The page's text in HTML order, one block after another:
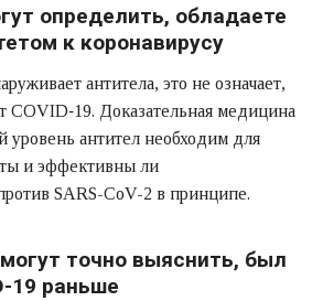
определить, обладаете
к коронавирусу
антитела, это не означает,
COVID‑19. Доказательная медицина
уровень антител необходим для
и эффективны ли
SARS-CoV-2 в принципе.
точно выяснить, был
19 раньше